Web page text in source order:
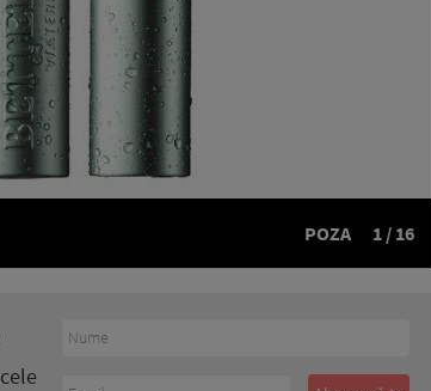
POZA 1 / 16